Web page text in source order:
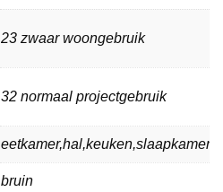
23 zwaar woongebruik
32 normaal projectgebruik
bruin